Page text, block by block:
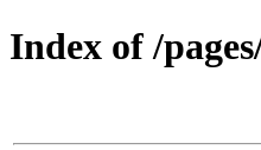
Index of /